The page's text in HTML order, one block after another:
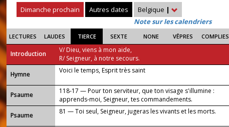
Dimanche prochain
Autres dates Belgique |
Note sur les calendriers
LECTURES LAUDES TIERCE SEXTE NONE VÊPRES COMPLIES
Introduction
V/ Dieu, viens à mon aide,
R/ Seigneur, à notre secours.
...
Hymne Voici le temps, Esprit très saint
Psaume
118-17 — Pour ton serviteur, que ton visage s'illumine :
apprends-moi, Seigneur, tes commandements.
Psaume
81 — Toi seul, Seigneur, jugeras les vivants et les morts.